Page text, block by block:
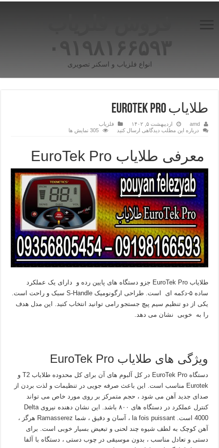
۰۹۱۹۸۱۶۶۵۹۳
انواع فلزیاب و اسکنر تصویری
طلایاب EuroTek Pro
amd اردیبهشت ۵, ۱۴۰۲
فلزیاب
درباره این مطلب دیدگاهی ارسال کنید
305 نمایش ها
معرفی طلایاب EuroTek Pro
طلایاب EuroTek Pro جزو دستگاه های پایین رده و دارای یک عملکرد
ساده ۵-دکمه ای است. طراحی ارگونومیک S-Handle سبک و راحت است.
یکی از دو تنظیم سیم پیچ جستجو رامی توانید انتخاب کنید. این مدل هدف
را به خوبی نشان می دهد.
ویژگی های طلایاب EuroTek Pro
دستگاه EuroTek Pro در کل آلبوم های آن برای کل محدوده طلایاب T2 و
Eurotek مناسب است. این باعث صرفه جویی در تنظیمات و لذت بردن از
صدای جدید آهن می شود ، حجم متمرکز بر روی مورد خاص می تواند
کنترل عملکرد در دستگاه های ۸۰۰ باشد. این نشان دهنده نیروی Delta
4000 است. la fois puissant ، آسان و دقیق ، شما Ramasserez هرگز ،
آهن کوچک به لطف شیوه چند لحنی و تبعیض بسیار خوبی است. برای
دستی و تعادل مناسب ، بدون موسیقی در چوب دستی ، دستگاه با آلفا